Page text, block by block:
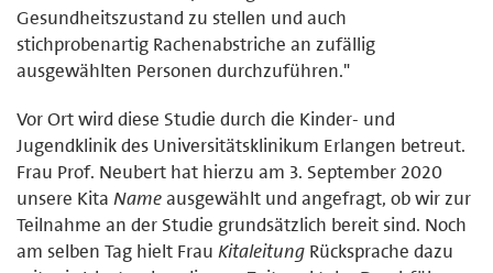
Gesundheitszustand zu stellen und auch
stichprobenartig Rachenabstriche an zufällig
ausgewählten Personen durchzuführen."
Vor Ort wird diese Studie durch die Kinder- und
Jugendklinik des Universitätsklinikum Erlangen betreut.
Frau Prof. Neubert hat hierzu am 3. September 2020
unsere Kita Nameausgewählt und angefragt, ob wir zur
Teilnahme an der Studie grundsätzlich bereit sind. Noch
am selben Tag hielt Frau Kitaleitung Rücksprache dazu